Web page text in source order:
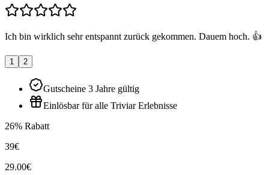
Ich bin wirklich sehr entspannt zurück gekommen. Dauem hoch. 👍
1 2
Gutscheine 3 Jahre gültig
Einlösbar für alle Triviar Erlebnisse
26% Rabatt
39€
29.00€